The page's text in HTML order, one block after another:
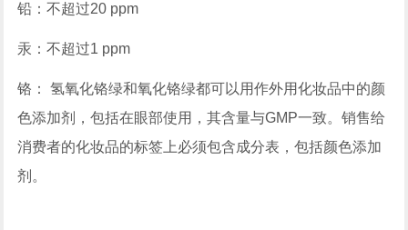
铅：不超过20 ppm
汞：不超过1 ppm
铬： 氢氧化铬绿和氧化铬绿都可以用作外用化妆品中的颜
色添加剂，包括在眼部使用，其含量与GMP一致。销售给
消费者的化妆品的标签上必须包含成分表，包括颜色添加
剂。